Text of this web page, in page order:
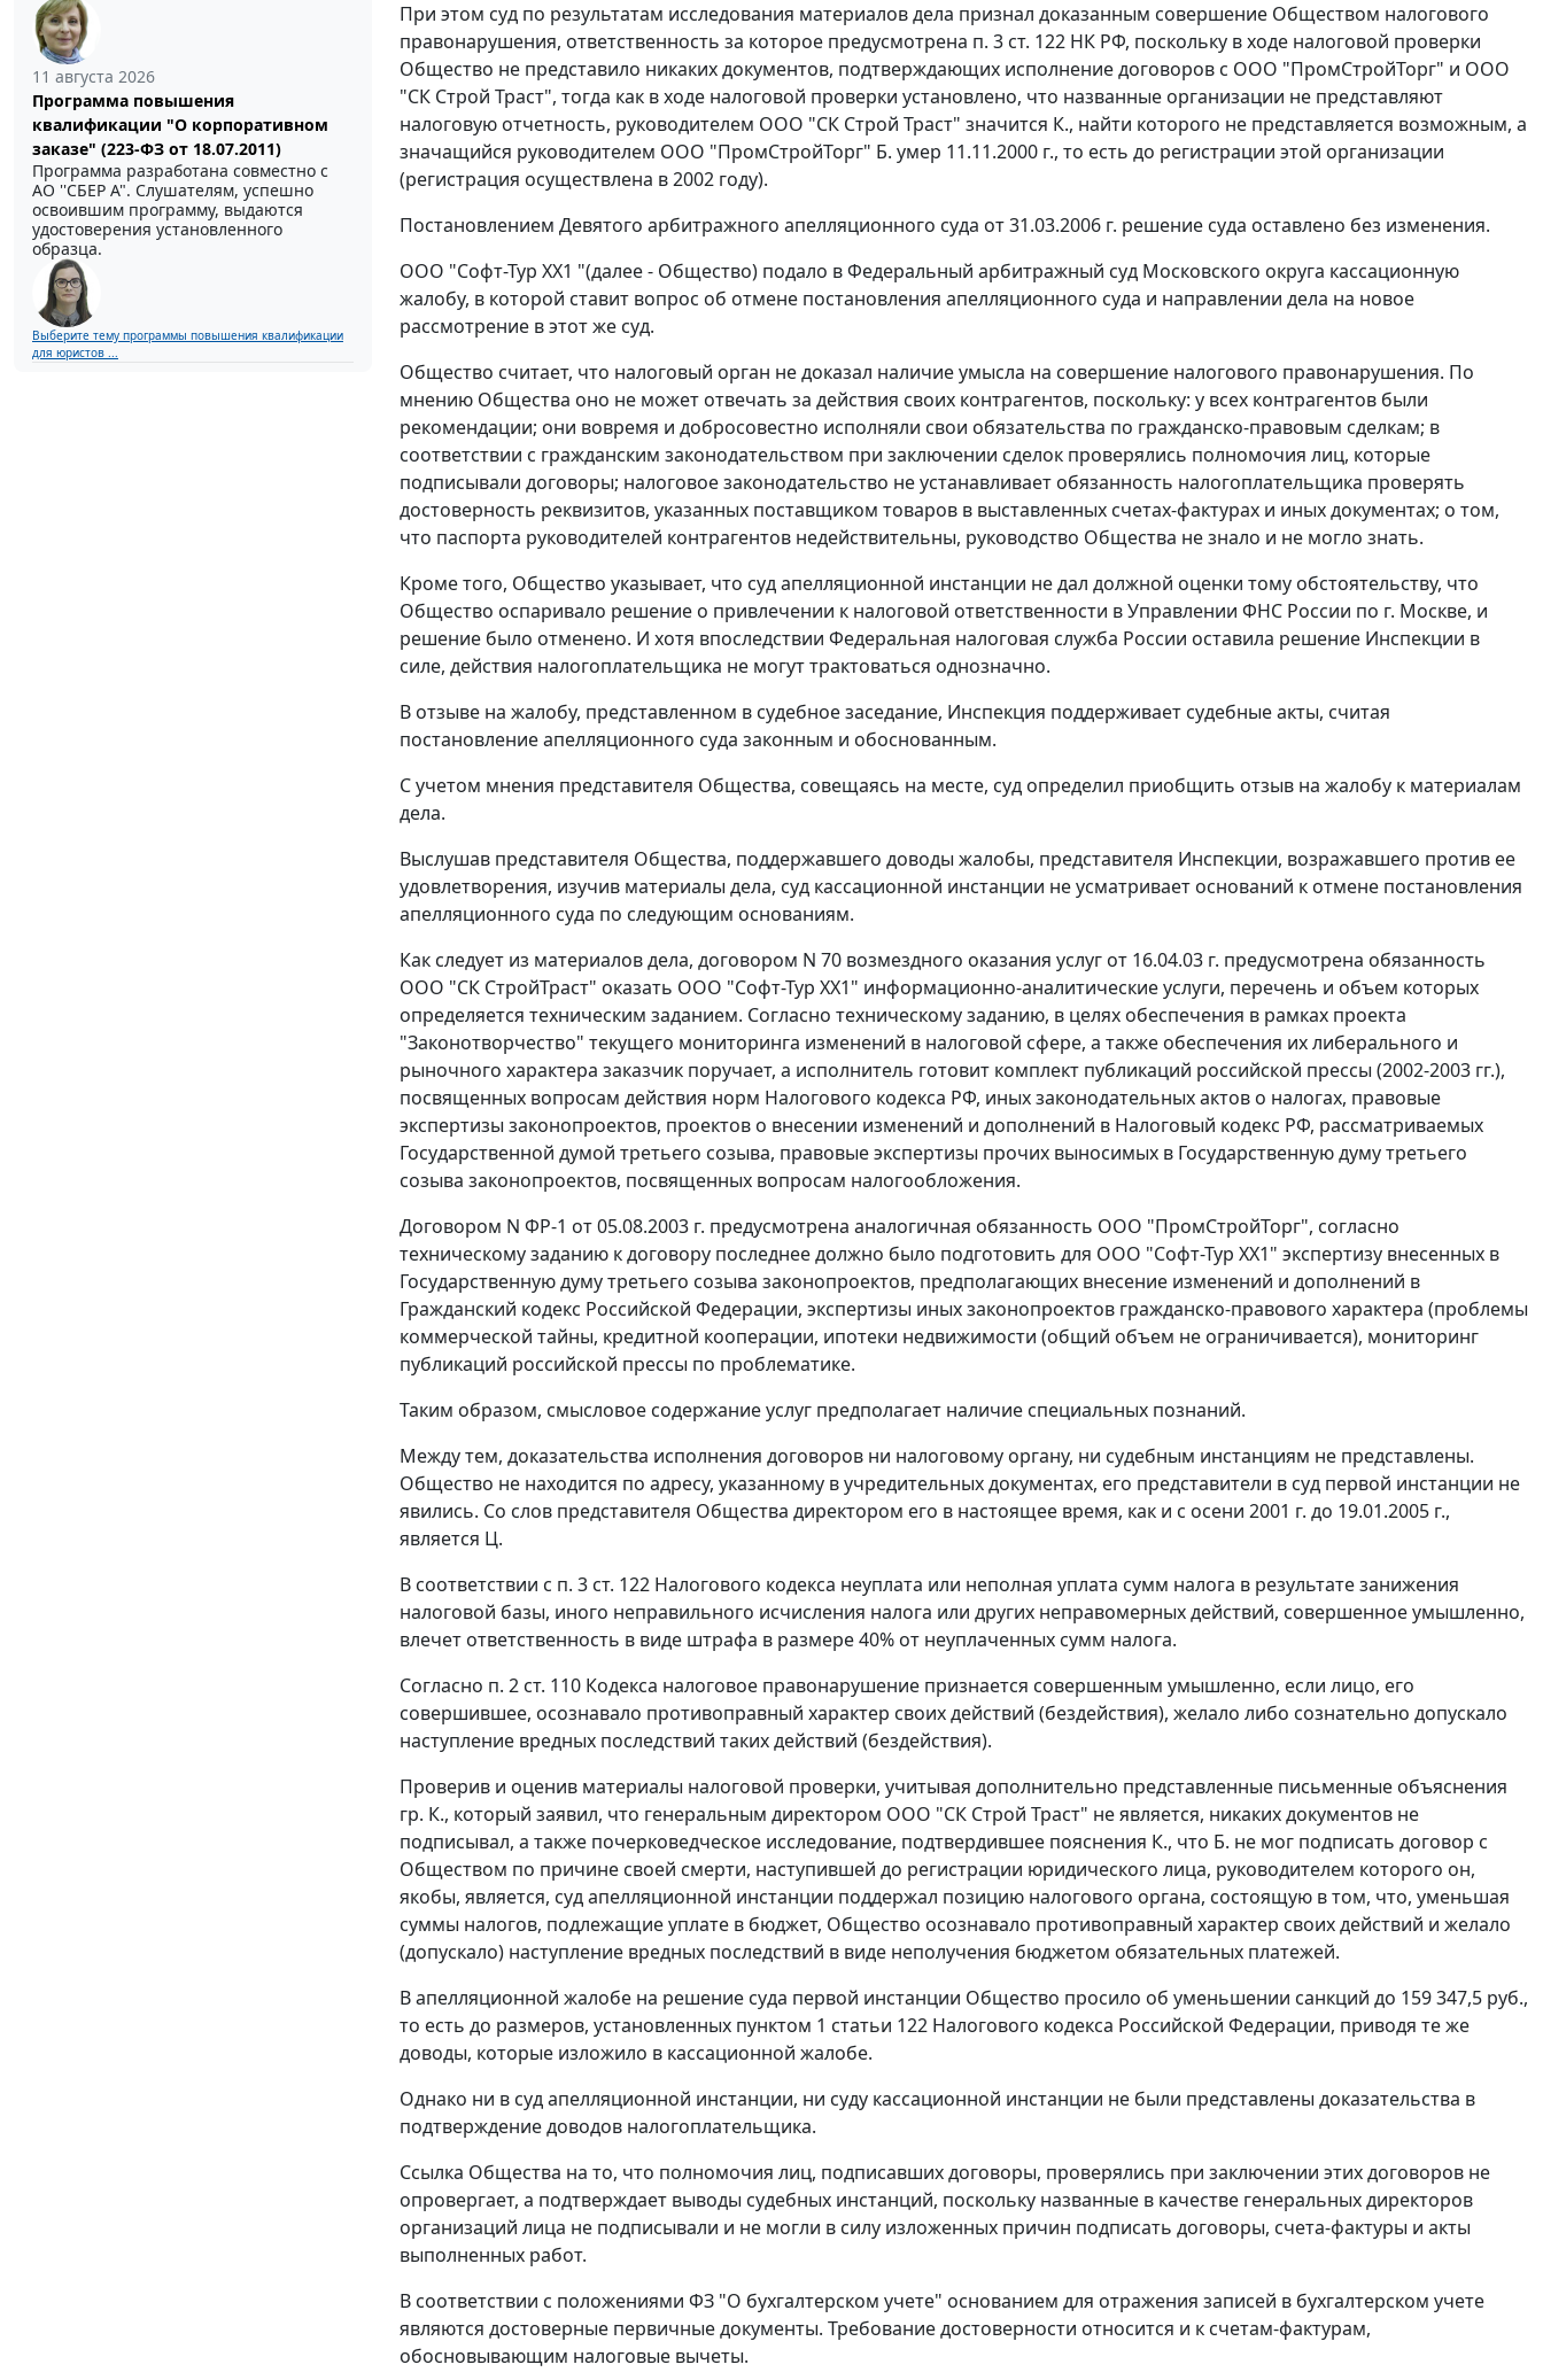
11 августа 2026
Программа повышения
квалификации "О корпоративном
заказе" (223-ФЗ от 18.07.2011)
Программа разработана совместно с
АО ''СБЕР А". Слушателям, успешно
освоившим программу, выдаются
удостоверения установленного
образца.
Выберите тему программы повышения квалификации
для юристов ...
При этом суд по результатам исследования материалов дела признал доказанным совершение Обществом налогового
правонарушения, ответственность за которое предусмотрена п. 3 ст. 122 НК РФ, поскольку в ходе налоговой проверки
Общество не представило никаких документов, подтверждающих исполнение договоров с ООО "ПромСтройТорг" и ООО
"СК Строй Траст", тогда как в ходе налоговой проверки установлено, что названные организации не представляют
налоговую отчетность, руководителем ООО "СК Строй Траст" значится К., найти которого не представляется возможным, а
значащийся руководителем ООО "ПромСтройТорг" Б. умер 11.11.2000 г., то есть до регистрации этой организации
(регистрация осуществлена в 2002 году).
Постановлением Девятого арбитражного апелляционного суда от 31.03.2006 г. решение суда оставлено без изменения.
ООО "Софт-Тур XX1 "(далее - Общество) подало в Федеральный арбитражный суд Московского округа кассационную
жалобу, в которой ставит вопрос об отмене постановления апелляционного суда и направлении дела на новое
рассмотрение в этот же суд.
Общество считает, что налоговый орган не доказал наличие умысла на совершение налогового правонарушения. По
мнению Общества оно не может отвечать за действия своих контрагентов, поскольку: у всех контрагентов были
рекомендации; они вовремя и добросовестно исполняли свои обязательства по гражданско-правовым сделкам; в
соответствии с гражданским законодательством при заключении сделок проверялись полномочия лиц, которые
подписывали договоры; налоговое законодательство не устанавливает обязанность налогоплательщика проверять
достоверность реквизитов, указанных поставщиком товаров в выставленных счетах-фактурах и иных документах; о том,
что паспорта руководителей контрагентов недействительны, руководство Общества не знало и не могло знать.
Кроме того, Общество указывает, что суд апелляционной инстанции не дал должной оценки тому обстоятельству, что
Общество оспаривало решение о привлечении к налоговой ответственности в Управлении ФНС России по г. Москве, и
решение было отменено. И хотя впоследствии Федеральная налоговая служба России оставила решение Инспекции в
силе, действия налогоплательщика не могут трактоваться однозначно.
В отзыве на жалобу, представленном в судебное заседание, Инспекция поддерживает судебные акты, считая
постановление апелляционного суда законным и обоснованным.
С учетом мнения представителя Общества, совещаясь на месте, суд определил приобщить отзыв на жалобу к материалам
дела.
Выслушав представителя Общества, поддержавшего доводы жалобы, представителя Инспекции, возражавшего против ее
удовлетворения, изучив материалы дела, суд кассационной инстанции не усматривает оснований к отмене постановления
апелляционного суда по следующим основаниям.
Как следует из материалов дела, договором N 70 возмездного оказания услуг от 16.04.03 г. предусмотрена обязанность
ООО "СК СтройТраст" оказать ООО "Софт-Тур XX1" информационно-аналитические услуги, перечень и объем которых
определяется техническим заданием. Согласно техническому заданию, в целях обеспечения в рамках проекта
"Законотворчество" текущего мониторинга изменений в налоговой сфере, а также обеспечения их либерального и
рыночного характера заказчик поручает, а исполнитель готовит комплект публикаций российской прессы (2002-2003 гг.),
посвященных вопросам действия норм Налогового кодекса РФ, иных законодательных актов о налогах, правовые
экспертизы законопроектов, проектов о внесении изменений и дополнений в Налоговый кодекс РФ, рассматриваемых
Государственной думой третьего созыва, правовые экспертизы прочих выносимых в Государственную думу третьего
созыва законопроектов, посвященных вопросам налогообложения.
Договором N ФР-1 от 05.08.2003 г. предусмотрена аналогичная обязанность ООО "ПромСтройТорг", согласно
техническому заданию к договору последнее должно было подготовить для ООО "Софт-Тур XX1" экспертизу внесенных в
Государственную думу третьего созыва законопроектов, предполагающих внесение изменений и дополнений в
Гражданский кодекс Российской Федерации, экспертизы иных законопроектов гражданско-правового характера (проблемы
коммерческой тайны, кредитной кооперации, ипотеки недвижимости (общий объем не ограничивается), мониторинг
публикаций российской прессы по проблематике.
Таким образом, смысловое содержание услуг предполагает наличие специальных познаний.
Между тем, доказательства исполнения договоров ни налоговому органу, ни судебным инстанциям не представлены.
Общество не находится по адресу, указанному в учредительных документах, его представители в суд первой инстанции не
явились. Со слов представителя Общества директором его в настоящее время, как и с осени 2001 г. до 19.01.2005 г.,
является Ц.
В соответствии с п. 3 ст. 122 Налогового кодекса неуплата или неполная уплата сумм налога в результате занижения
налоговой базы, иного неправильного исчисления налога или других неправомерных действий, совершенное умышленно,
влечет ответственность в виде штрафа в размере 40% от неуплаченных сумм налога.
Согласно п. 2 ст. 110 Кодекса налоговое правонарушение признается совершенным умышленно, если лицо, его
совершившее, осознавало противоправный характер своих действий (бездействия), желало либо сознательно допускало
наступление вредных последствий таких действий (бездействия).
Проверив и оценив материалы налоговой проверки, учитывая дополнительно представленные письменные объяснения
гр. К., который заявил, что генеральным директором ООО "СК Строй Траст" не является, никаких документов не
подписывал, а также почерковедческое исследование, подтвердившее пояснения К., что Б. не мог подписать договор с
Обществом по причине своей смерти, наступившей до регистрации юридического лица, руководителем которого он,
якобы, является, суд апелляционной инстанции поддержал позицию налогового органа, состоящую в том, что, уменьшая
суммы налогов, подлежащие уплате в бюджет, Общество осознавало противоправный характер своих действий и желало
(допускало) наступление вредных последствий в виде неполучения бюджетом обязательных платежей.
В апелляционной жалобе на решение суда первой инстанции Общество просило об уменьшении санкций до 159 347,5 руб.,
то есть до размеров, установленных пунктом 1 статьи 122 Налогового кодекса Российской Федерации, приводя те же
доводы, которые изложило в кассационной жалобе.
Однако ни в суд апелляционной инстанции, ни суду кассационной инстанции не были представлены доказательства в
подтверждение доводов налогоплательщика.
Ссылка Общества на то, что полномочия лиц, подписавших договоры, проверялись при заключении этих договоров не
опровергает, а подтверждает выводы судебных инстанций, поскольку названные в качестве генеральных директоров
организаций лица не подписывали и не могли в силу изложенных причин подписать договоры, счета-фактуры и акты
выполненных работ.
В соответствии с положениями ФЗ "О бухгалтерском учете" основанием для отражения записей в бухгалтерском учете
являются достоверные первичные документы. Требование достоверности относится и к счетам-фактурам,
обосновывающим налоговые вычеты.